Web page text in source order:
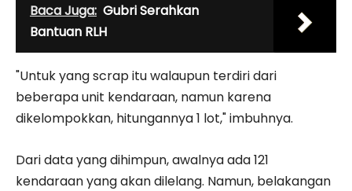
Baca Juga: Gubri Serahkan
Bantuan RLH
"Untuk yang scrap itu walaupun terdiri dari
beberapa unit kendaraan, namun karena
dikelompokkan, hitungannya 1 lot," imbuhnya.
Dari data yang dihimpun, awalnya ada 121
kendaraan yang akan dilelang. Namun, belakangan